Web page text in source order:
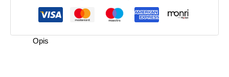
C810xR
XL
Magenta
Opis